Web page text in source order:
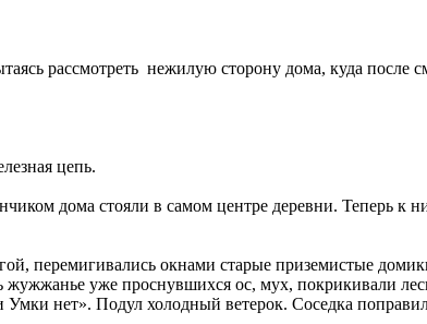
рассмотреть нежилую сторону дома, куда
цепь.
дома стояли в самом центре деревни. Теперь к
перемигивались окнами старые приземистые
уже проснувшихся ос, мух, покрикивали
нет». Подул холодный ветерок. Соседка